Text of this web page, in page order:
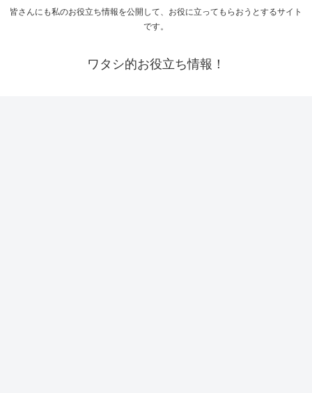
皆さんにも私のお役立ち情報を公開して、お役に立ってもらおうとするサイト
です。
ワタシ的お役立ち情報！